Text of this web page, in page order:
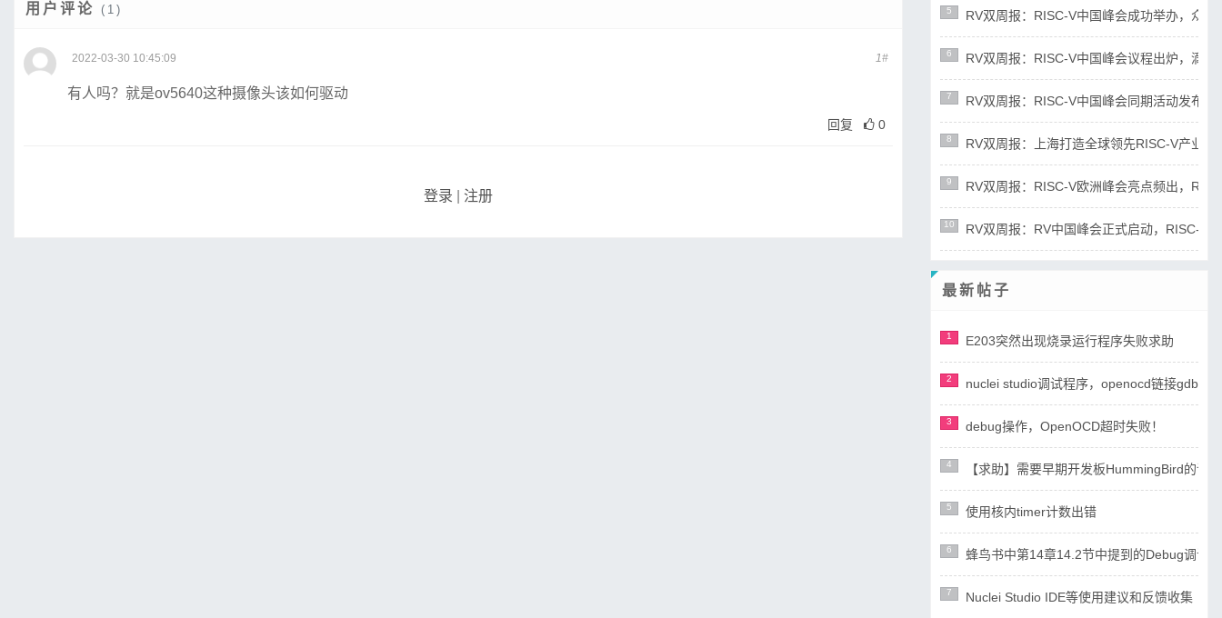
用户评论 (1)
2022-03-30 10:45:09 1#
有人吗？就是ov5640这种摄像头该如何驱动
回复 0
登录 注册
5 RV双周报：RISC-V中国峰会成功举办，众
6 RV双周报：RISC-V中国峰会议程出炉，滴
7 RV双周报：RISC-V中国峰会同期活动发布
8 RV双周报：上海打造全球领先RISC-V产业
9 RV双周报：RISC-V欧洲峰会亮点频出，
10 RV双周报：RV中国峰会正式启动，RISC-V
最新帖子
1 E203突然出现烧录运行程序失败求助
2 nuclei studio调试程序，openocd链接gdb失
3 debug操作，OpenOCD超时失败！
4 【求助】需要早期开发板HummingBird的详
5 使用核内timer计数出错
6 蜂鸟书中第14章14.2节中提到的Debug调试
7 Nuclei Studio IDE等使用建议和反馈收集